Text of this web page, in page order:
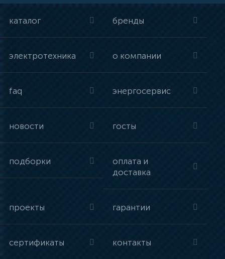
каталог бренды
электротехника о компании
faq энергосервис
новости госты
подборки
оплата и
доставка
проекты гарантии
сертификаты контакты